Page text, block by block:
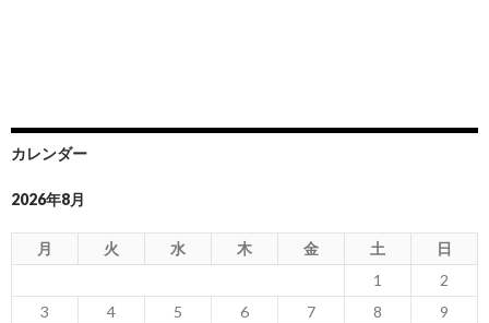
カレンダー
2026年8月
月 火 水 木 金 土
日
1
2
3
4 5 6 7 8
9